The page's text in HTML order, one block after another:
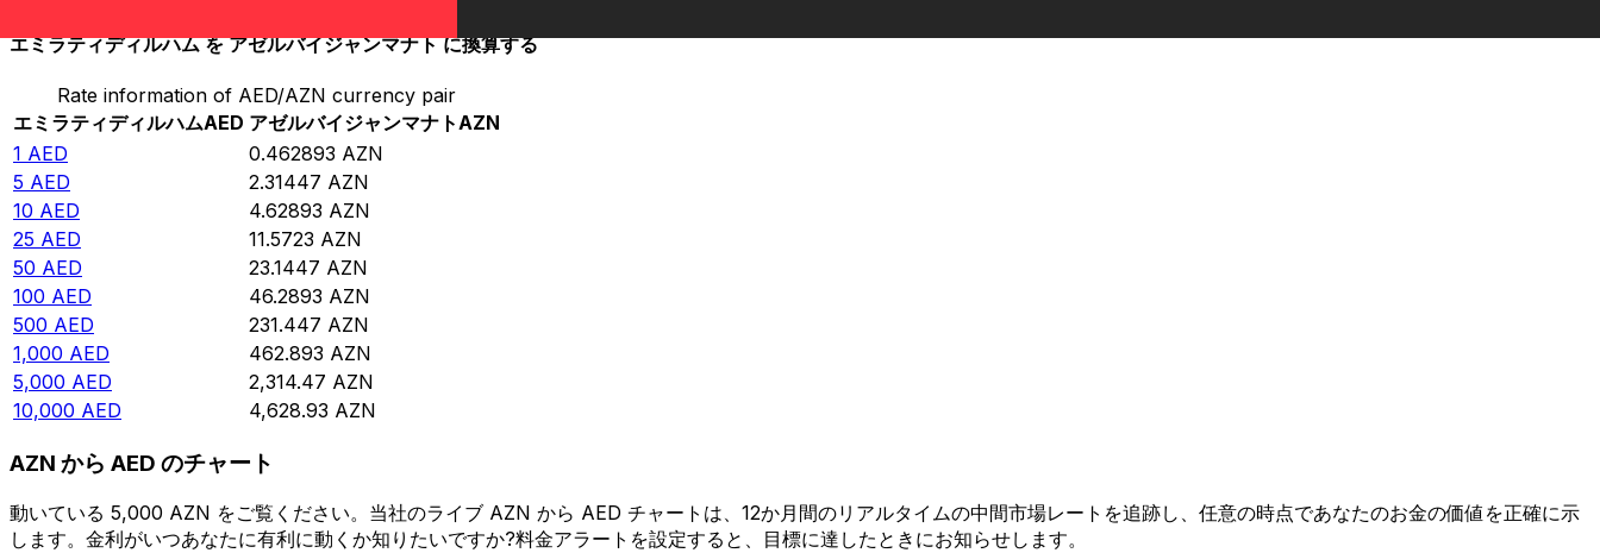
エミラティディルハム を アゼルバイジャンマナト に換算する
Rate information of AED/AZN currency pair
エミラティディルハムAED アゼルバイジャンマナトAZN
1 AED 0.462893 AZN
5 AED 2.31447 AZN
10 AED 4.62893 AZN
25 AED 11.5723 AZN
50 AED 23.1447 AZN
100 AED 46.2893 AZN
500 AED 231.447 AZN
1,000 AED 462.893 AZN
5,000 AED 2,314.47 AZN
10,000 AED 4,628.93 AZN
AZN から AED のチャート
動いている 5,000 AZN をご覧ください。当社のライブ AZN から AED チャートは、12か月間のリアルタイムの中間市場レートを追跡し、任意の時点であなたのお金の価値を正確に示
します。金利がいつあなたに有利に動くか知りたいですか?料金アラートを設定すると、目標に達したときにお知らせします。